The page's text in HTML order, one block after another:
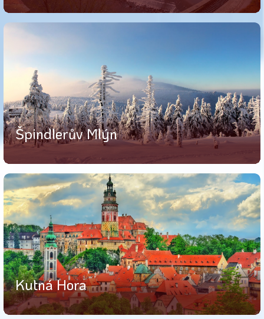
Špindlerův Mlýn
Kutná Hora